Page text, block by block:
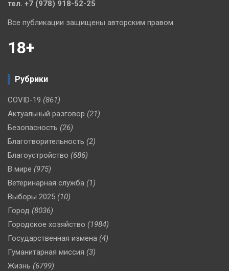
тел. +7 (978) 918-52-25
Все публикации защищены авторским правом.
18+
Рубрики
COVID-19 (861)
Актуальный разговор (21)
Безопасность (26)
Благотворительность (2)
Благоустройство (686)
В мире (975)
Ветеринарная служба (1)
Выборы 2025 (10)
Город (8036)
Городское хозяйство (1984)
Государственная измена (4)
Гуманитарная миссия (3)
Жизнь (6799)